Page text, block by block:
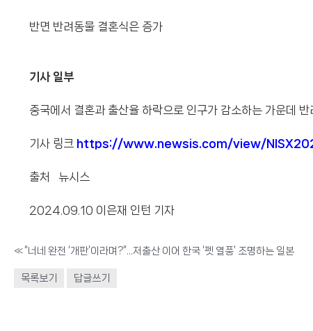
반면 반려동물 결혼식은 증가
기사 일부
중국에서 결혼과 출산율 하락으로 인구가 감소하는 가운데
기사 링크 https://www.newsis.com/view/
출처 뉴시스
2024.09.10 이은재 인턴 기자
«“너네 완전 ‘개판’이라며?”...저출산 이어 한국 ‘펫 열풍’ 조명하는 일본
목록보기 답글쓰기